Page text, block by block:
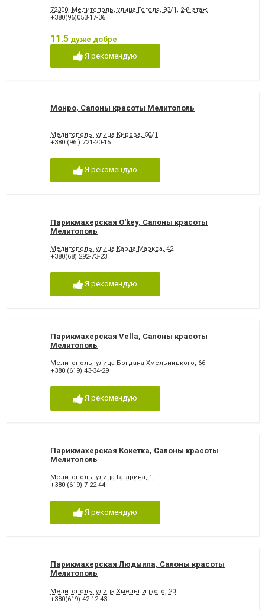
72300, Мелитополь, улица Гоголя, 93/1, 2-й этаж
+380(96)053-17-36
11.5 дуже добре
Я рекомендую
Монро, Салоны красоты Мелитополь
Мелитополь, улица Кирова, 50/1
+380 (96 ) 721-20-15
Я рекомендую
Парикмахерская O'key, Салоны красоты
Мелитополь
Мелитополь, улица Карла Маркса, 42
+380(68) 292-73-23
Я рекомендую
Парикмахерская Vella, Салоны красоты
Мелитополь
Мелитополь, улица Богдана Хмельницкого, 66
+380 (619) 43-34-29
Я рекомендую
Парикмахерская Кокетка, Салоны красоты
Мелитополь
Мелитополь, улица Гагарина, 1
+380 (619) 7-22-44
Я рекомендую
Парикмахерская Людмила, Салоны красоты
Мелитополь
Мелитополь, улица Хмельницкого, 20
+380(619) 42-12-43